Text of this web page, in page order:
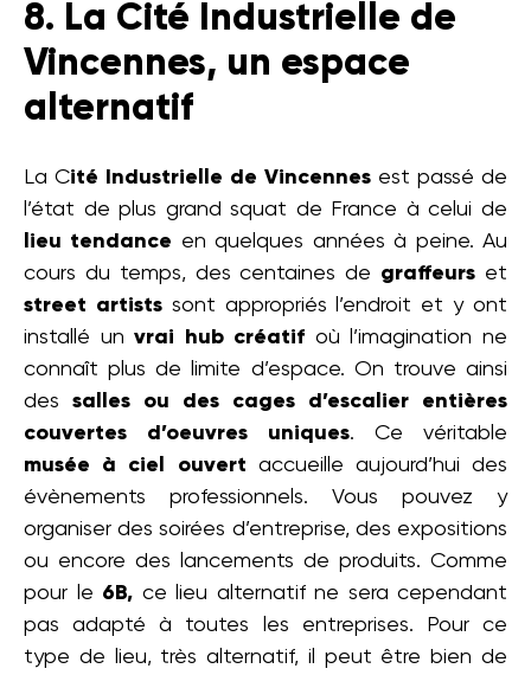
8. La Cité Industrielle de
Vincennes, un espace
alternatif
La Cité Industrielle de Vincennes est passé de
l’état de plus grand squat de France à celui de
lieu tendance en quelques années à peine. Au
cours du temps, des centaines de graffeurs et
street artistssont appropriés l’endroit et y ont
installé unvrai hub créatif où l’imagination ne
connaît plus de limite d’espace. On trouve ainsi
des salles ou des cages d’escalier entières
couvertes d’oeuvres uniques. Ce véritable
musée à ciel ouvert accueille aujourd’hui des
évènements professionnels. Vous pouvez y
organiser des soirées d’entreprise, des expositions
ou encore des lancements de produits. Comme
pour le 6B, ce lieu alternatif ne sera cependant
pas adapté à toutes les entreprises. Pour ce
type de lieu, très alternatif, il peut être bien de